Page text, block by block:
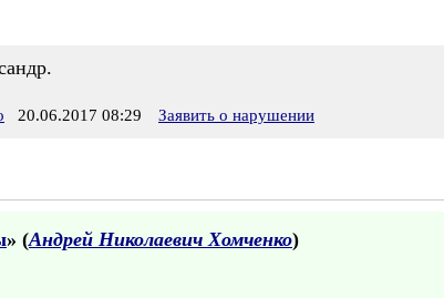
20.06.2017 08:29 Заявить о нарушении
» (Андрей Николаевич Хомченко)